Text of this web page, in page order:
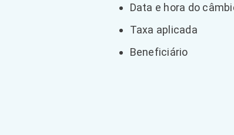
Data e hora do
Taxa aplicada
Beneficiário